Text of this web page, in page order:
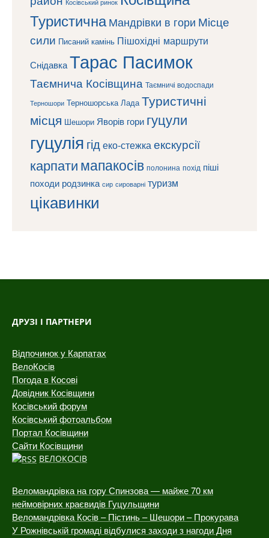
Косівський ринок
Туристична Мандрівки в гори Місце
сили Писаний камінь Пішохідні маршрути
СнідавкаТарас Пасимок
Таємнича Косівщина Таємничі водоспади
Терношори Терношорська Лада Туристичні
місця Шешори Яворів гори гуцули
гуцулія гідеко-стежкаекскурсії
карпатимапакосів полонина похід піші
походи родзинка сир сироварні туризм
цікавинки
ДРУЗІ І ПАРТНЕРИ
Відпочинок у Карпатах
ВелоКосів
Погода в Косові
Довідник Косівщини
Косівський форум
Косівський фотоальбом
Портал Косівщини
Сайти Косівщини
ВЕЛОКОСІВ
Веломандрівка на гору Спинзова — майже 70 км
неймовірних краєвидів Гуцульщини
Веломандрівка Косів – Пістинь – Шешори – Прокурава
У Рожнівській громаді відбулися заходи з нагоди Дня